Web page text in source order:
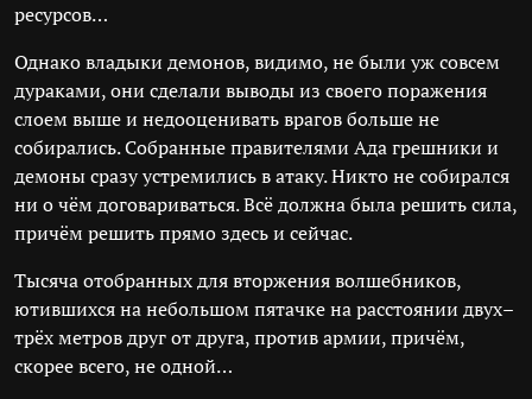
ресурсов…
Однако владыки демонов, видимо, не были уж совсем
дураками, они сделали выводы из своего поражения
слоем выше и недооценивать врагов больше не
собирались. Собранные правителями Ада грешники и
демоны сразу устремились в атаку. Никто не собирался
ни о чём договариваться. Всё должна была решить сила,
причём решить прямо здесь и сейчас.
Тысяча отобранных для вторжения волшебников,
ютившихся на небольшом пятачке на расстоянии двух–
трёх метров друг от друга, против армии, причём,
скорее всего, не одной…